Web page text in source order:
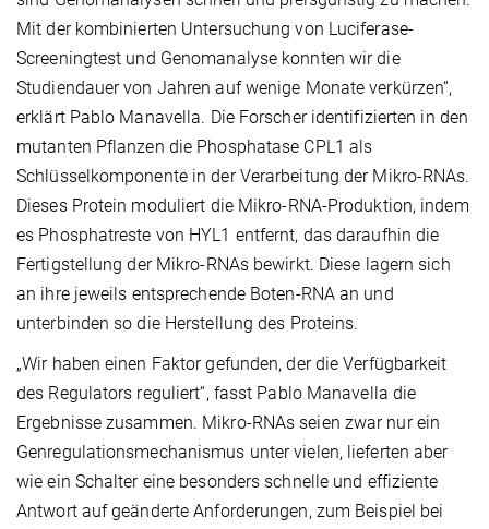
Mit der kombinierten Untersuchung von Luciferase-
Screeningtest und Genomanalyse konnten wir die
Studiendauer von Jahren auf wenige Monate verkürzen“,
erklärt Pablo Manavella. Die Forscher identifizierten in den
mutanten Pflanzen die Phosphatase CPL1 als
Schlüsselkomponente in der Verarbeitung der Mikro-RNAs.
Dieses Protein moduliert die Mikro-RNA-Produktion, indem
es Phosphatreste von HYL1 entfernt, das daraufhin die
Fertigstellung der Mikro-RNAs bewirkt. Diese lagern sich
an ihre jeweils entsprechende Boten-RNA an und
unterbinden so die Herstellung des Proteins.
„Wir haben einen Faktor gefunden, der die Verfügbarkeit
des Regulators reguliert“, fasst Pablo Manavella die
Ergebnisse zusammen. Mikro-RNAs seien zwar nur ein
Genregulationsmechanismus unter vielen, lieferten aber
wie ein Schalter eine besonders schnelle und effiziente
Antwort auf geänderte Anforderungen, zum Beispiel bei